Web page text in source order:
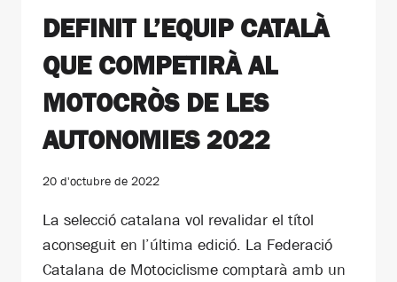
DEFINIT L’EQUIP CATALÀ
QUE COMPETIRÀ AL
MOTOCRÒS DE LES
AUTONOMIES 2022
20 d'octubre de 2022
La selecció catalana vol revalidar el títol
aconseguit en l’última edició. La Federació
Catalana de Motociclisme comptarà amb un